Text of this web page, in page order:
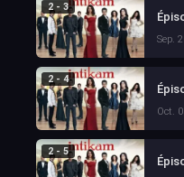
2 - 3
Sep.
2 - 4
Oct.
2 - 5